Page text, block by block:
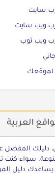
سايت
ويب سايت
ويب توب
لموقعك
العربية
دليلك المفضل
سواء كنت
دليل